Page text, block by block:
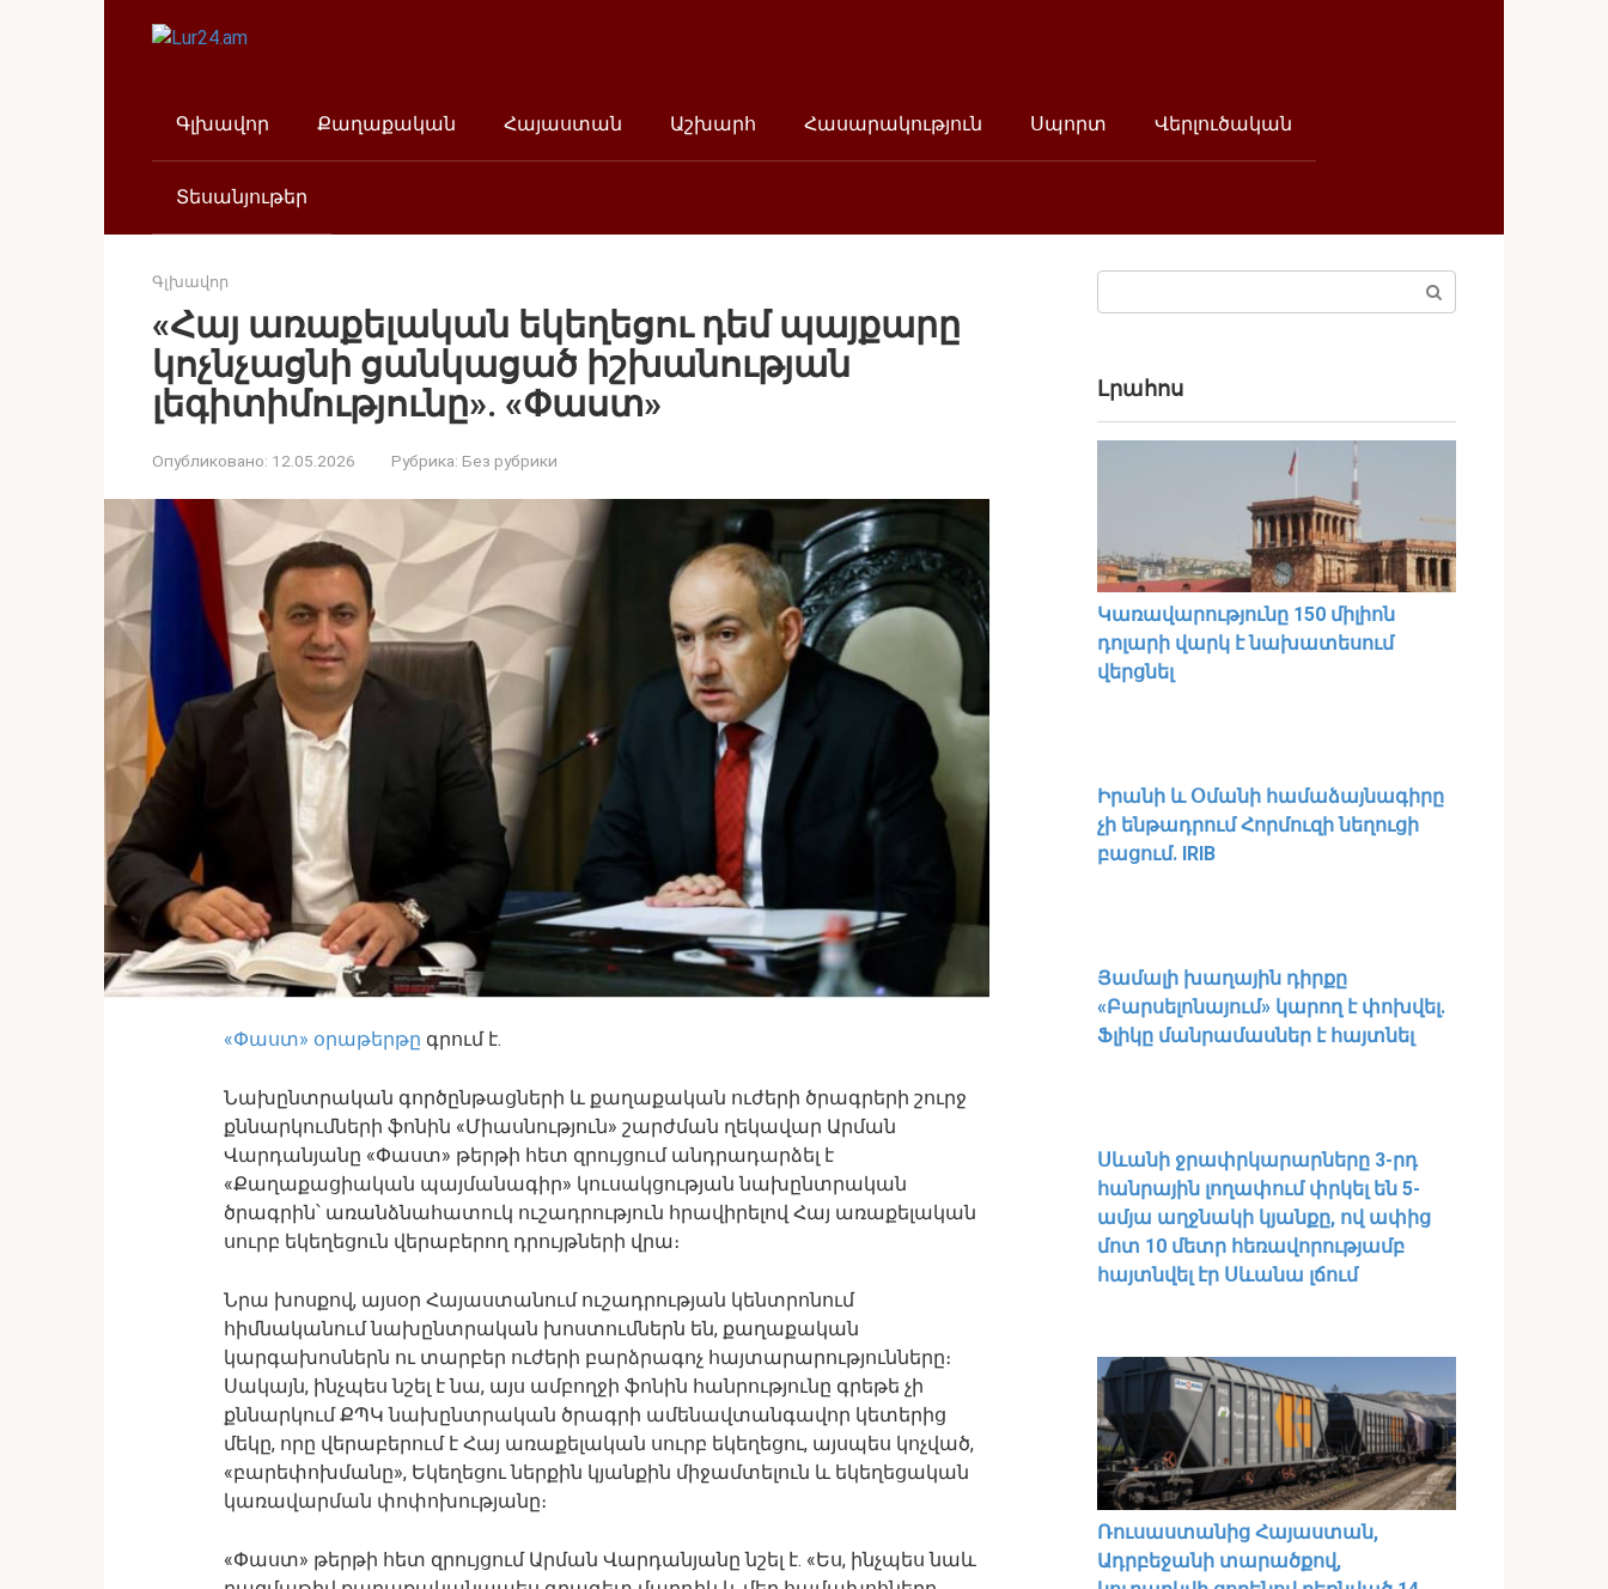
Գլխավոր Քաղաքական Հայաստան Աշխարհ Հասարակություն Սպորտ Վերլուծական
Տեսանյութեր
Գլխավոր
«Հայ առաքելական եկեղեցու դեմ պայքարը
կոչնչացնի ցանկացած իշխանության
լեգիտիմությունը». «Փաստ»
Опубликовано: 12.05.2026 Рубрика: Без рубрики
«Փաստ» օրաթերթը գրում է.
Նախընտրական գործընթացների և քաղաքական ուժերի ծրագրերի շուրջ
քննարկումների ֆոնին «Միասնություն» շարժման ղեկավար Արման
Վարդանյանը «Փաստ» թերթի հետ զրույցում անդրադարձել է
«Քաղաքացիական պայմանագիր» կուսակցության նախընտրական
ծրագրին՝ առանձնահատուկ ուշադրություն հրավիրելով Հայ առաքելական
սուրբ եկեղեցուն վերաբերող դրույթների վրա։
Նրա խոսքով, այսօր Հայաստանում ուշադրության կենտրոնում
հիմնականում նախընտրական խոստումներն են, քաղաքական
կարգախոսներն ու տարբեր ուժերի բարձրագոչ հայտարարությունները։
Սակայն, ինչպես նշել է նա, այս ամբողջի ֆոնին հանրությունը գրեթե չի
քննարկում ՔՊԿ նախընտրական ծրագրի ամենավտանգավոր կետերից
մեկը, որը վերաբերում է Հայ առաքելական սուրբ եկեղեցու, այսպես կոչված,
«բարեփոխմանը», Եկեղեցու ներքին կյանքին միջամտելուն և եկեղեցական
կառավարման փոփոխությանը։
«Փաստ» թերթի հետ զրույցում Արման Վարդանյանը նշել է. «Ես, ինչպես նաև
Լրահոս
Կառավարությունը 150 միլիոն
դոլարի վարկ է նախատեսում
վերցնել
Իրանի և Օմանի համաձայնագիրը
չի ենթադրում Հորմուզի նեղուցի
բացում. IRIB
Յամալի խաղային դիրքը
«Բարսելոնայում» կարող է փոխվել․
Ֆլիկը մանրամասներ է հայտնել
Սևանի ջրափրկարարները 3-րդ
հանրային լողափում փրկել են 5-
ամյա աղջնակի կյանքը, ով ափից
մոտ 10 մետր հեռավորությամբ
հայտնվել էր Սևանա լճում
Ռուսաստանից Հայաստան,
Ադրբեջանի տարածքով,